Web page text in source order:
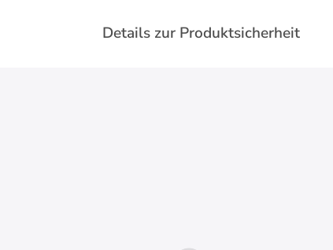
Details zur Produktsicherheit